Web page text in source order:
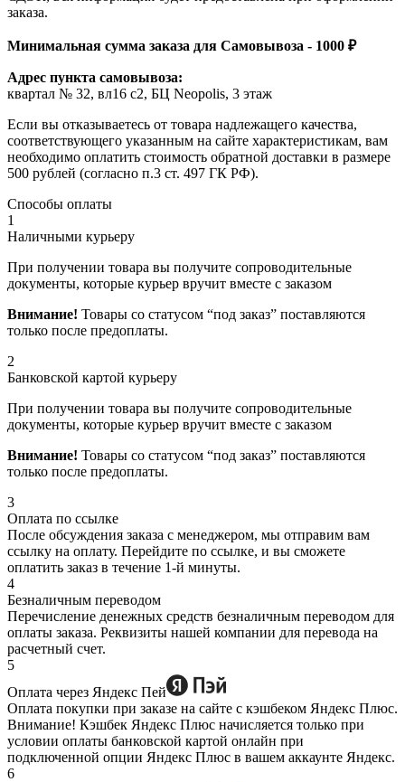
заказа.
Минимальная сумма заказа для Самовывоза - 1000 ₽
Адрес пункта самовывоза:
квартал № 32, вл16 с2, БЦ Neopolis, 3 этаж
Если вы отказываетесь от товара надлежащего качества,
соответствующего указанным на сайте характеристикам, вам
необходимо оплатить стоимость обратной доставки в размере
500 рублей (согласно п.3 ст. 497 ГК РФ).
Способы оплаты
1
Наличными курьеру
При получении товара вы получите сопроводительные
документы, которые курьер вручит вместе с заказом
Внимание! Товары со статусом “под заказ” поставляются
только после предоплаты.
2
Банковской картой курьеру
При получении товара вы получите сопроводительные
документы, которые курьер вручит вместе с заказом
Внимание! Товары со статусом “под заказ” поставляются
только после предоплаты.
3
Оплата по ссылке
После обсуждения заказа с менеджером, мы отправим вам
ссылку на оплату. Перейдите по ссылке, и вы сможете
оплатить заказ в течение 1-й минуты.
4
Безналичным переводом
Перечисление денежных средств безналичным переводом для
оплаты заказа. Реквизиты нашей компании для перевода на
расчетный счет.
5
Оплата через Яндекс Пей
Оплата покупки при заказе на сайте с кэшбеком Яндекс Плюс.
Внимание! Кэшбек Яндекс Плюс начисляется только при
условии оплаты банковской картой онлайн при
подключенной опции Яндекс Плюс в вашем аккаунте Яндекс.
6